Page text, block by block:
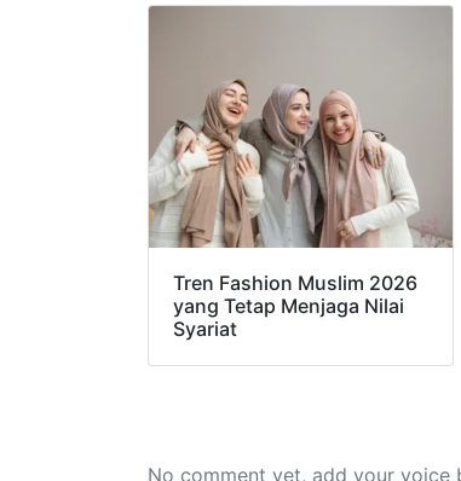
Tren Fashion Muslim 2026
yang Tetap Menjaga Nilai
Syariat
No comment yet, add your voice